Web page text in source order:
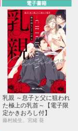
電子書籍
乳親 ～息子と父に狙われ
た極上の乳首～【電子限
定かきおろし付】
藤村綾生、宮緒 葵